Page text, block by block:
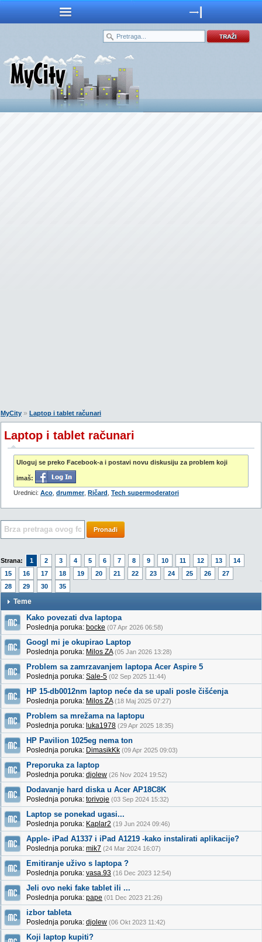
MyCity » Laptop i tablet računari
Laptop i tablet računari
Uloguj se preko Facebook-a i postavi novu diskusiju za problem koji
imaš:
Urednici: Aco drummer, Ričard Tech supermoderatori
Pronađi
Strana: 1 2 3 4 5 6 7 8 9 10 11 12 13
14
15
16 17 18 19 20 21 22 23 24 25 26
27
28
29 30 35
Teme
Kako povezati dva laptopa
Poslednja poruka: bocke (07 Apr 2026 06:58)
Googl mi je okupirao Laptop
Poslednja poruka: Milos ZA (05 Jan 2026 13:28)
Problem sa zamrzavanjem laptopa Acer Aspire 5
Poslednja poruka: Sale-5 (02 Sep 2025 11:44)
HP 15-db0012nm laptop neće da se upali posle čišćenja
Poslednja poruka: Milos ZA (18 Maj 2025 07:27)
Problem sa mrežama na laptopu
Poslednja poruka: luka1978 (29 Apr 2025 18:35)
HP Pavilion 1025eg nema ton
Poslednja poruka: DimasikKk (09 Apr 2025 09:03)
Preporuka za laptop
Poslednja poruka: djolew (26 Nov 2024 19:52)
Dodavanje hard diska u Acer AP18C8K
Poslednja poruka: torivoje (03 Sep 2024 15:32)
Laptop se ponekad ugasi...
Poslednja poruka: Kaplar2 (19 Jun 2024 09:46)
Apple- iPad A1337 i iPad A1219 -kako instalirati aplikacije?
Poslednja poruka: mik7 (24 Mar 2024 16:07)
Emitiranje uživo s laptopa ?
Poslednja poruka: vasa.93 (16 Dec 2023 12:54)
Jeli ovo neki fake tablet ili ...
Poslednja poruka: pape (01 Dec 2023 21:26)
izbor tableta
Poslednja poruka: djolew (06 Okt 2023 11:42)
Koji laptop kupiti?